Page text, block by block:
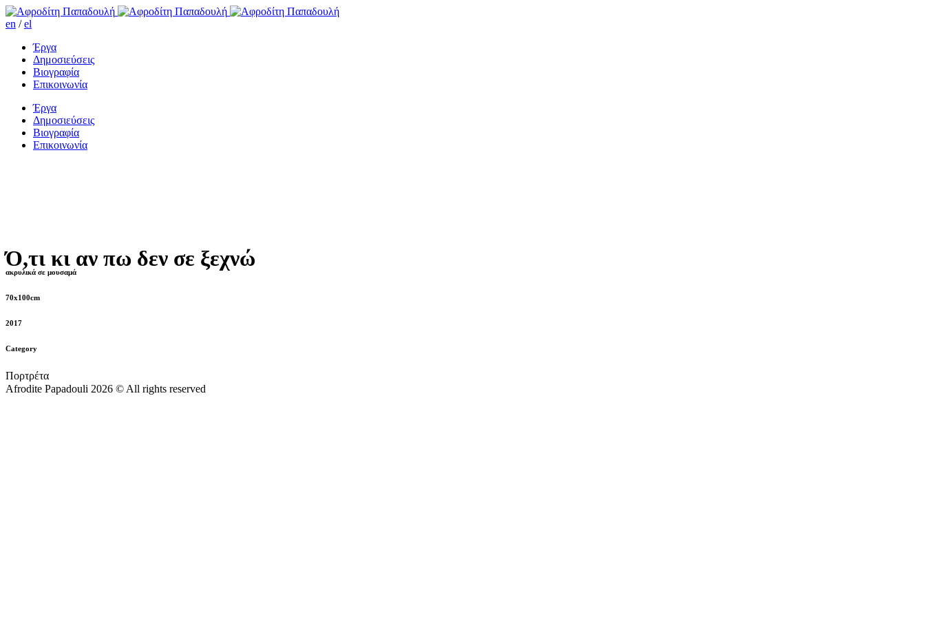
en /el
Έργα
Δημοσιεύσεις
Βιογραφία
Επικοινωνία
Έργα
Δημοσιεύσεις
Βιογραφία
Επικοινωνία
Ό,τι κι αν πω δεν σε ξεχνώ
ακρυλικά σε μουσαμά
70x100cm
2017
Category
Πορτρέτα
Afrodite Papadouli 2026 © All rights reserved